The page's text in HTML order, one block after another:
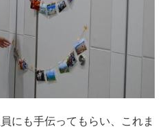
にも手伝ってもらい、これま